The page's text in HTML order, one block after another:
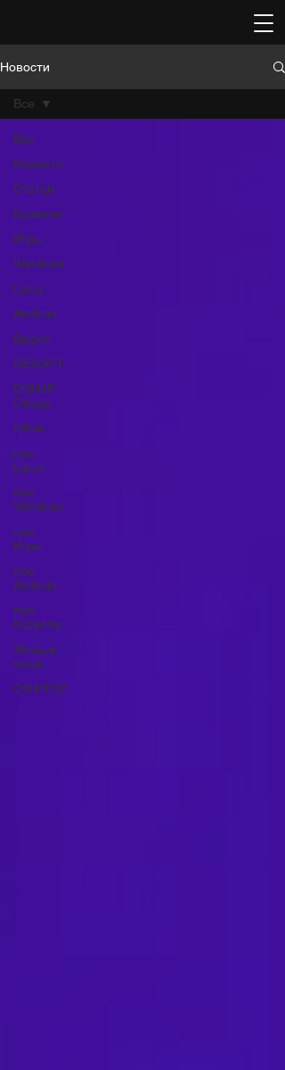
Новости
Все
Новости
Статьи
Гаджеты
Игры
Windows
Linux
Android
Видео
RESOFT
DiGiUP
Обзор
Обои
про
Linux
про
Windows
про
Игры
про
Android
про
Гаджеты
Живые
обои
ОФФТОП
Все